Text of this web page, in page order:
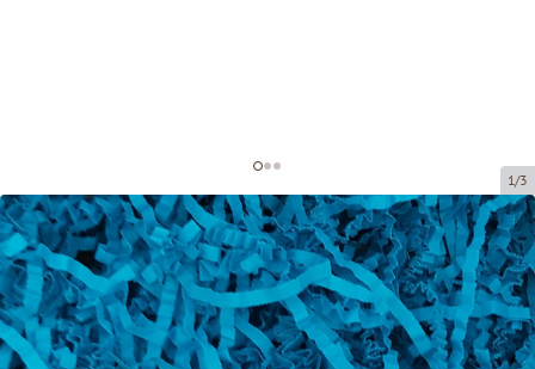
1/3
Papīra skaidas dekorēšanai
Preces kods:DS210
Izmērs:20 x 20 cm (150 grami)